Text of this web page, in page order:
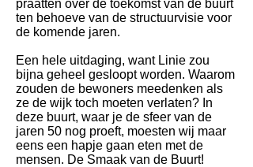
praatten over de toekomst van de buurt
ten behoeve van de structuurvisie voor
de komende jaren.
Een hele uitdaging, want Linie zou
bijna geheel gesloopt worden. Waarom
zouden de bewoners meedenken als
ze de wijk toch moeten verlaten? In
deze buurt, waar je de sfeer van de
jaren 50 nog proeft, moesten wij maar
eens een hapje gaan eten met de
mensen. De Smaak van de Buurt!